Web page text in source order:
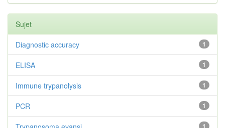
Sujet
1
Diagnostic accuracy
1
ELISA
1
Immune trypanolysis
1
PCR
1